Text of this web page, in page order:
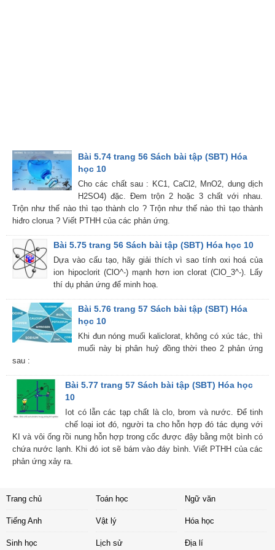
Bài 5.74 trang 56 Sách bài tập (SBT) Hóa
học 10
Cho các chất sau : KC1, CaCl2, MnO2, dung dịch
H2SO4) đặc. Đem trộn 2 hoặc 3 chất với nhau.
Trộn như thế nào thì tạo thành clo ? Trộn như thế nào thì tạo thành
hiđro clorua ? Viết PTHH của các phản ứng.
Bài 5.75 trang 56 Sách bài tập (SBT) Hóa học 10
Dựa vào cấu tạo, hãy giải thích vì sao tính oxi hoá của
ion hipoclorit (ClO^-) mạnh hơn ion clorat (ClO_3^-). Lấy
thí dụ phản ứng để minh hoạ.
Bài 5.76 trang 57 Sách bài tập (SBT) Hóa
học 10
Khi đun nóng muối kaliclorat, không có xúc tác, thì
muối này bị phân huỷ đồng thời theo 2 phản ứng
sau :
Bài 5.77 trang 57 Sách bài tập (SBT) Hóa học
10
Iot có lẫn các tạp chất là clo, brom và nước. Để tinh
chế loại iot đó, người ta cho hỗn hợp đó tác dụng với
KI và vôi ống rồi nung hỗn hợp trong cốc được đậy bằng một bình có
chứa nước lạnh. Khi đó iot sẽ bám vào đáy bình. Viết PTHH của các
phản ứng xảy ra.
Trang chủ Toán học Ngữ văn
Tiếng Anh Vật lý Hóa học
Sinh học Lịch sử Địa lí